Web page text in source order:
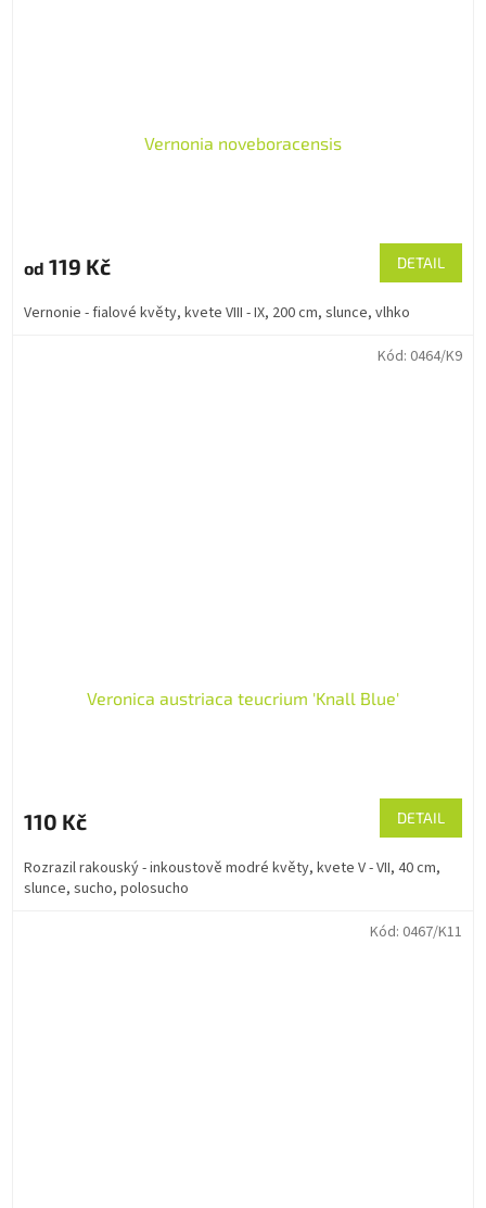
Vernonia noveboracensis
od 119 Kč DETAIL
Vernonie - fialové květy, kvete VIII - IX, 200 cm, slunce, vlhko
Veronica austriaca teucrium 'Knall Blue'
110 Kč DETAIL
Rozrazil rakouský - inkoustově modré květy, kvete V - VII, 40 cm,
slunce, sucho, polosucho
Kód: 0464/K9
Kód: 0467/K11